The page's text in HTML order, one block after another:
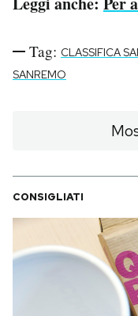
Tag: CLASSIFICA
SANREMO
CONSIGLIATI